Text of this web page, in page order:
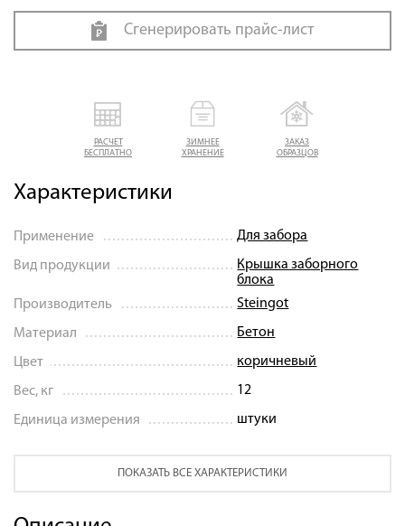
РАСЧЕТ
БЕСПЛАТНО
ЗИМНЕЕ
ХРАНЕНИЕ
ЗАКАЗ
ОБРАЗЦОВ
Характеристики
Применение Для забора
Вид продукции
Крышка заборного
блока
Производитель
Steingot
Материал Бетон
Цвет коричневый
Вес, кг 12
Единица измерения штуки
ПОКАЗАТЬ ВСЕ ХАРАКТЕРИСТИКИ
Сгенерировать прайс-лист